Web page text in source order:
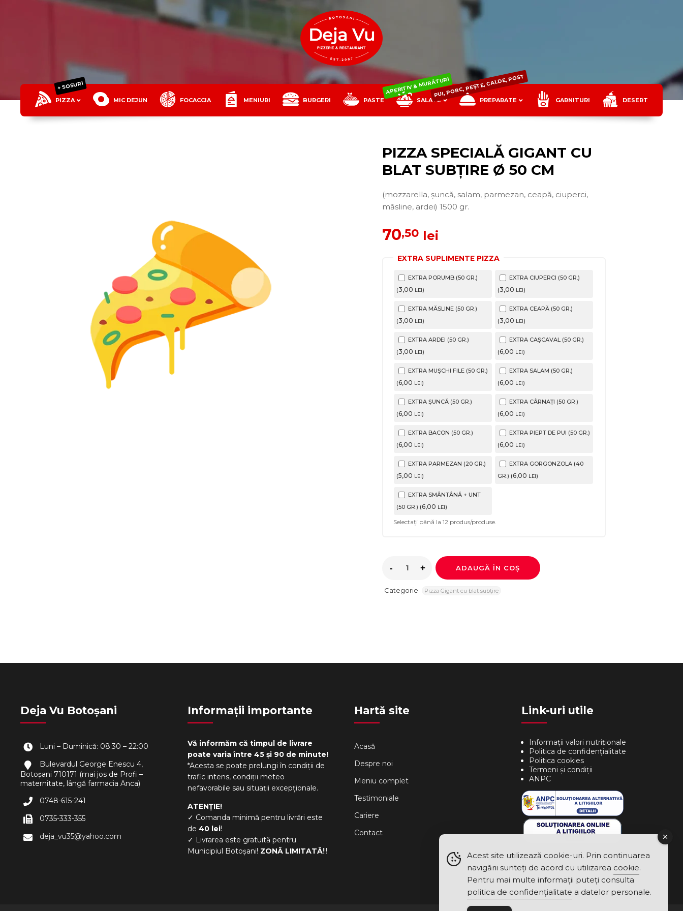
PIZZA
+ SOSURI
MIC DEJUN FOCACCIA MENIURI BURGERI PASTE SALATE
APERITIV & MURĂTURI
PREPARATE
PUI, PORC, PEȘTE, CALDE, POST
GARNITURI DESERT
PIZZA SPECIALĂ GIGANT CU
BLAT SUBȚIRE Ø 50 CM
(mozzarella, șuncă, salam, parmezan, ceapă, ciuperci,
măsline, ardei) 1500 gr.
70,50 lei
EXTRA SUPLIMENTE PIZZA
EXTRA PORUMB (50 GR.)
(3,00 LEI)
EXTRA CIUPERCI (50 GR.)
(3,00 LEI)
EXTRA MĂSLINE (50 GR.)
(3,00 LEI)
EXTRA CEAPĂ (50 GR.)
(3,00 LEI)
EXTRA ARDEI (50 GR.)
(3,00 LEI)
EXTRA CAȘCAVAL (50 GR.)
(6,00 LEI)
EXTRA MUȘCHI FILE (50 GR.)
(6,00 LEI)
EXTRA SALAM (50 GR.)
(6,00 LEI)
EXTRA ȘUNCĂ (50 GR.)
(6,00 LEI)
EXTRA CÂRNAȚI (50 GR.)
(6,00 LEI)
EXTRA BACON (50 GR.)
(6,00 LEI)
EXTRA PIEPT DE PUI (50 GR.)
(6,00 LEI)
EXTRA PARMEZAN (20 GR.)
(5,00 LEI)
EXTRA GORGONZOLA (40
GR.) (6,00 LEI)
EXTRA SMÂNTÂNĂ + UNT
(50 GR.) (6,00 LEI)
Selectați până la 12 produs/produse.
ADAUGĂ ÎN COȘ
Categorie Pizza Gigant cu blat subțire
Deja Vu Botoșani
Luni – Duminică: 08:30 – 22:00
Bulevardul George Enescu 4,
Botoșani 710171 (mai jos de Profi –
maternitate, lângă farmacia Anca)
0748-615-241
0735-333-355
deja_vu35@yahoo.com
Informații importante
Vă informăm că timpul de livrare
poate varia între 45 și 90 de minute!
*Acesta se poate prelungi în condiții de
trafic intens, condiții meteo
nefavorabile sau situații excepționale.
ATENȚIE!
✓ Comanda minimă pentru livrări este
de 40 lei!
✓ Livrarea este gratuită pentru
Municipiul Botoșani! ZONĂ LIMITATĂ!!!
Hartă site
Acasă
Despre noi
Meniu complet
Testimoniale
Cariere
Contact
Link-uri utile
Informații valori nutriționale
Politica de confidențialitate
Politica cookies
Termeni și condiții
ANPC
Acest site utilizează cookie-uri. Prin continuarea
navigării sunteți de acord cu utilizarea cookie.
Pentru mai multe informații puteți consulta
politica de confidențialitate a datelor personale.